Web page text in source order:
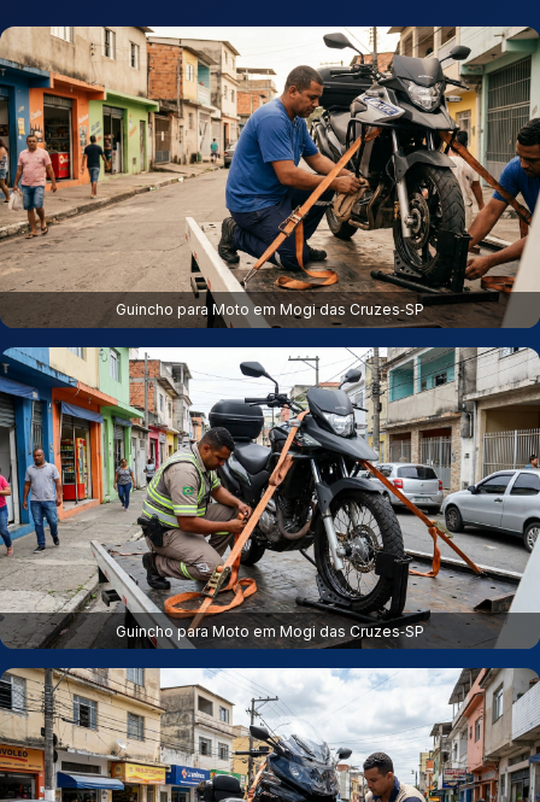
Guincho para Moto em Mogi das Cruzes‑SP
Guincho para Moto em Mogi das Cruzes‑SP